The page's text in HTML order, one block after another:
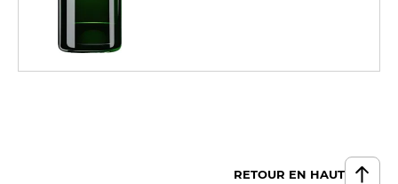
RETOUR EN HAUT